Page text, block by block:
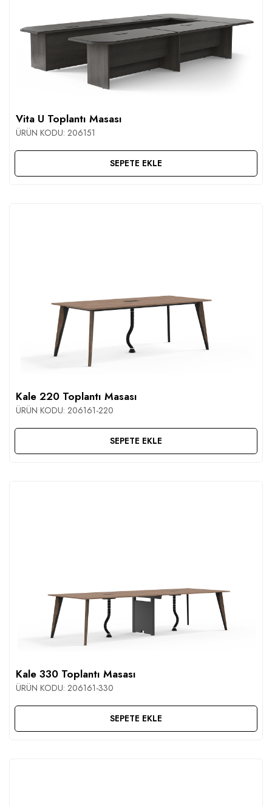
Vita U Toplantı Masası
ÜRÜN KODU: 206151
SEPETE EKLE
Kale 220 Toplantı Masası
ÜRÜN KODU: 206161-220
SEPETE EKLE
Kale 330 Toplantı Masası
ÜRÜN KODU: 206161-330
SEPETE EKLE